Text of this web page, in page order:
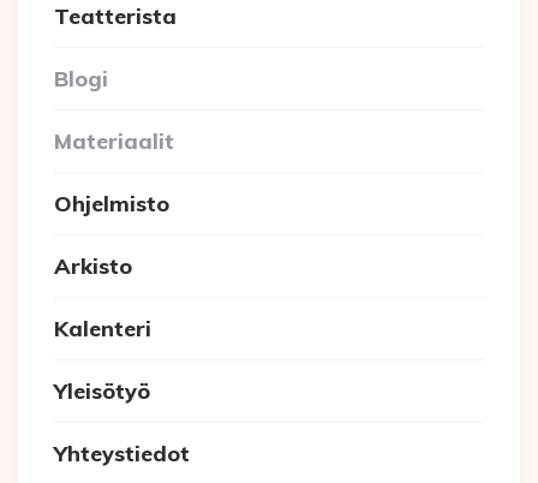
Teatterista
Blogi
Materiaalit
Ohjelmisto
Arkisto
Kalenteri
Yleisötyö
Yhteystiedot